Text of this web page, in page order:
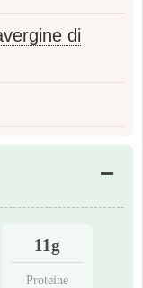
di
11g
Proteine